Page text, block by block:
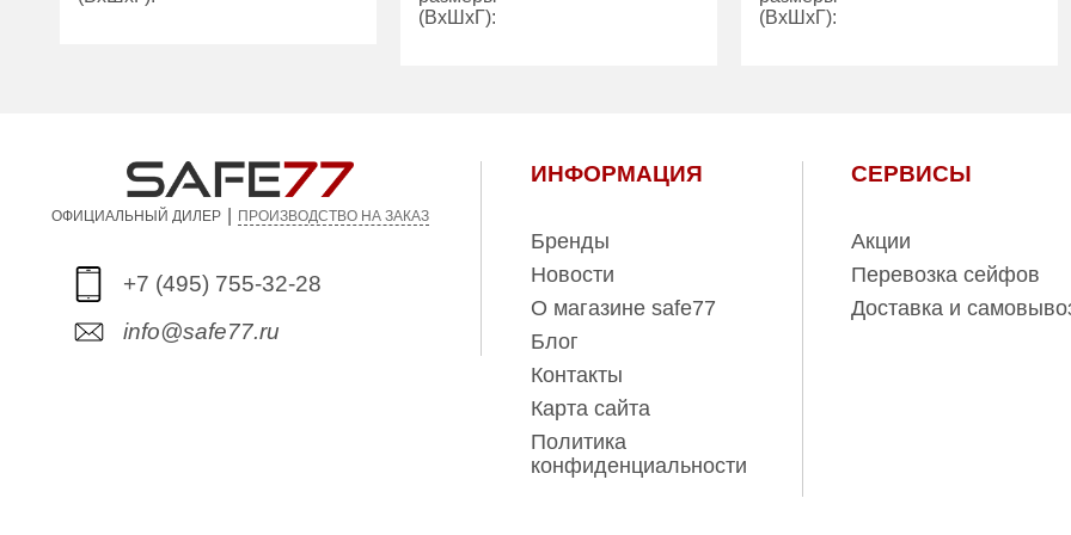
объем (л):
(ВхШхГ):
Производитель:
(ВхШхГ):
Производитель:
ОФИЦИАЛЬНЫЙ ДИЛЕР | ПРОИЗВОДСТВО НА ЗАКАЗ
+7 (495) 755-32-28
info@safe77.ru
ИНФОРМАЦИЯ
Бренды
Новости
О магазине safe77
Блог
Контакты
Карта сайта
Политика
конфиденциальности
СЕРВИСЫ
Акции
Перевозка сейфов
Доставка и